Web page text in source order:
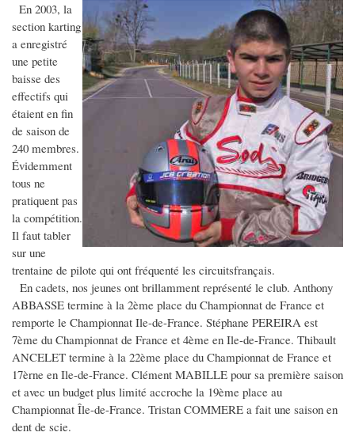
En 2003, la
section karting
a enregistré
une petite
baisse des
effectifs qui
étaient en fin
de saison de
240 membres.
Évidemment
tous ne
pratiquent pas
la compétition.
Il faut tabler
sur une
trentaine de pilote qui ont fréquenté les circuitsfrançais.
En cadets, nos jeunes ont brillamment représenté le club. Anthony
ABBASSE termine à la 2ème place du Championnat de France et
remporte le Championnat Ile-de-France. Stéphane PEREIRA est
7ème du Championnat de France et 4ème en Ile-de-France. Thibault
ANCELET termine à la 22ème place du Championnat de France et
17èrne en Ile-de-France. Clément MABILLE pour sa première saison
et avec un budget plus limité accroche la 19ème place au
Championnat Île-de-France. Tristan COMMERE a fait une saison en
dent de scie.